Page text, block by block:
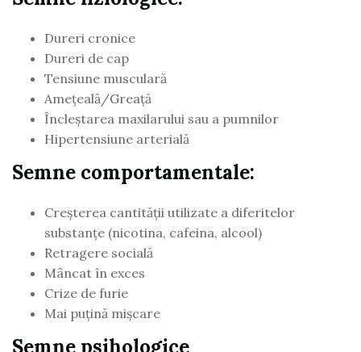
Dureri cronice
Dureri de cap
Tensiune musculară
Ameţeală/Greaţă
Încleştarea maxilarului sau a pumnilor
Hipertensiune arterială
Semne comportamentale:
Creşterea cantităţii utilizate a diferitelor
substanţe (nicotina, cafeina, alcool)
Retragere socială
Mâncat în exces
Crize de furie
Mai puţină mişcare
Semne psihologice